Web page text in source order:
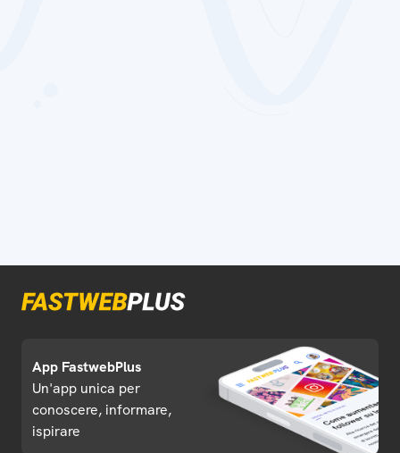
App FastwebPlus
Un'app unica per
conoscere, informare,
ispirare